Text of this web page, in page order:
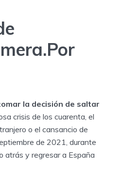
la decisión de saltar
crisis de los cuarenta, el
o el cansancio de
de 2021, durante
atrás y regresar a España